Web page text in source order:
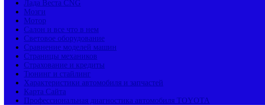
Лада Веста CNG
Мозги
Мотор
Салон и все что в нем
Световое оборудование
Сравнение моделей машин
Страницы механиков
Страхование и кредиты
Тюнинг и стайлинг
Характеристики автомобиля и запчастей
Карта Сайта
Профессиональная диагностика автомобиля TOYOTA